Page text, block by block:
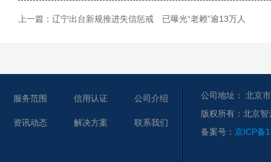
上一篇： 辽宁出台新规推进失信惩戒 已曝光“老赖”逾13万人
服务范围 信用认证 公司介绍
资讯动态 解决方案 联系我们
公司地址： 北京
版权所有：北京
备案号： 京ICP备